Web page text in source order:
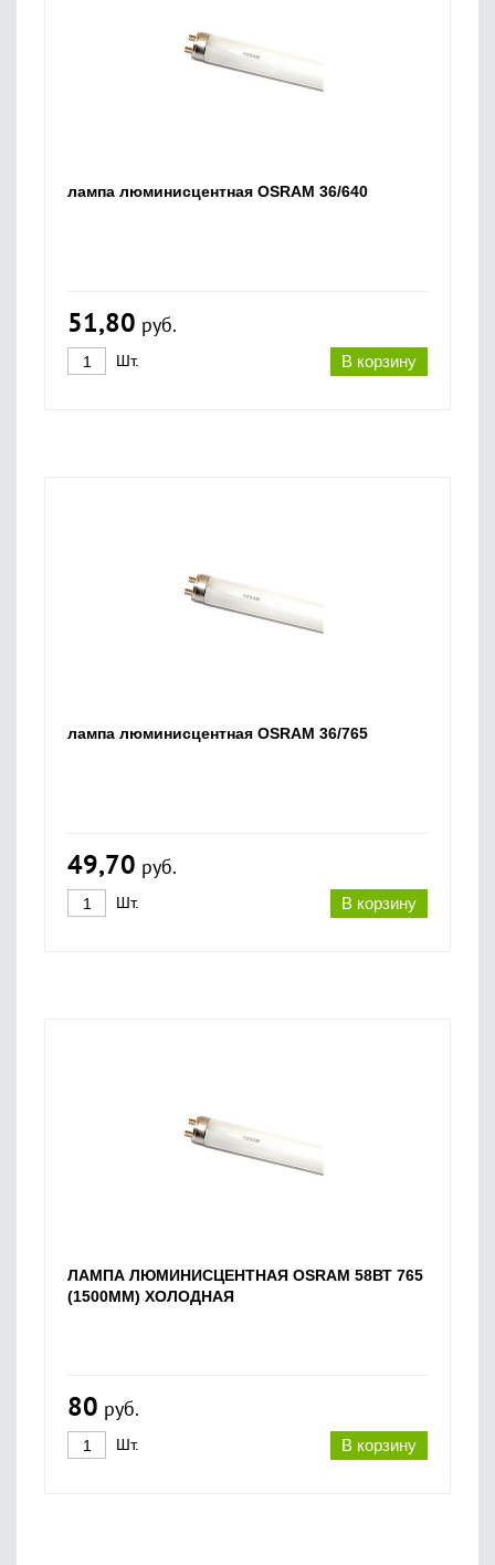
лампа люминисцентная OSRAM 36/640
51,80 руб.
В корзину
Шт.
лампа люминисцентная OSRAM 36/765
49,70 руб.
В корзину
Шт.
ЛАМПА ЛЮМИНИСЦЕНТНАЯ OSRAM 58ВТ 765
(1500ММ) ХОЛОДНАЯ
80 руб.
В корзину
Шт.